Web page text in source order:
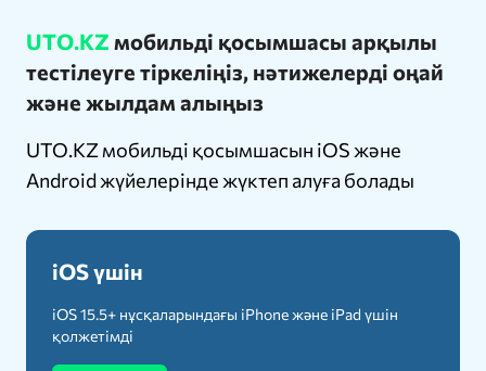
UTO.KZ мобильді қосымшасы арқылы
тестілеуге тіркеліңіз, нәтижелерді оңай
және жылдам алыңыз
UTO.KZ мобильді қосымшасын iOS және
Android жүйелерінде жүктеп алуға болады
iOS үшін
iOS 15.5+ нұсқаларындағы iPhone және iPad үшін
қолжетімді